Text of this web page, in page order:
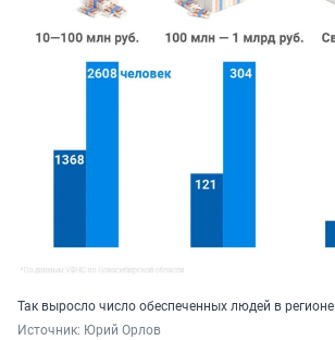
Так выросло число обеспеченных людей в регионе
Источник: Юрий Орлов